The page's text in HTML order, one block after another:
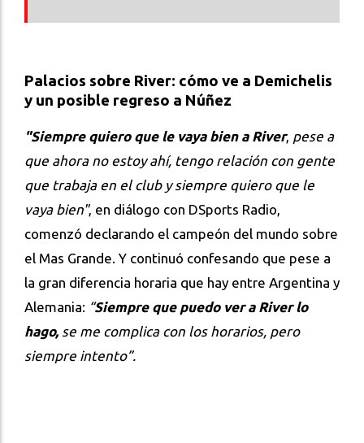
Palacios sobre River: cómo ve a Demichelis
y un posible regreso a Núñez
"Siempre quiero que le vaya bien a River, pese a
que ahora no estoy ahí, tengo relación con gente
que trabaja en el club y siempre quiero que le
vaya bien", en diálogo con DSports Radio,
comenzó declarando el campeón del mundo sobre
el Mas Grande. Y continuó confesando que pese a
la gran diferencia horaria que hay entre Argentina y
Alemania: “Siempre que puedo ver a River lo
hago,se me complica con los horarios, pero
siempre intento”.